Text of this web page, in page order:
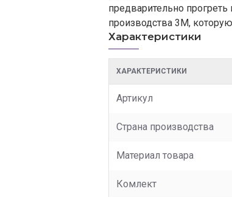
предварительно
производства 3M,
Характеристики
ХАРАКТЕРИСТИКИ
Артикул
Страна производства
Материал товара
Комлект